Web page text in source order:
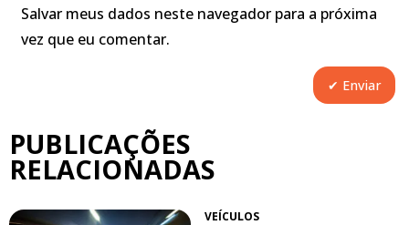
Salvar meus dados neste navegador para a próxima
vez que eu comentar.
PUBLICAÇÕES
RELACIONADAS
VEÍCULOS